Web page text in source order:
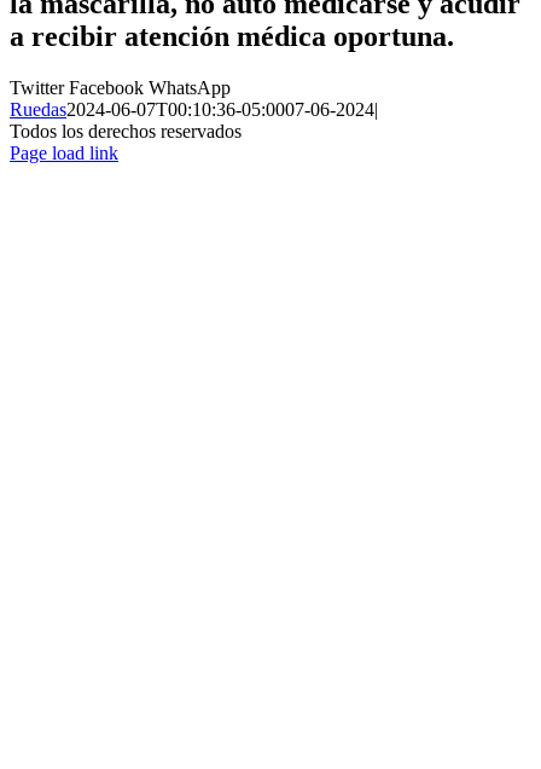
a recibir atención médica oportuna.
TwitterFacebook WhatsApp
Ruedas2024-06-07T00:10:36-05:0007-06-2024|
Todos los derechos reservados
Page load link